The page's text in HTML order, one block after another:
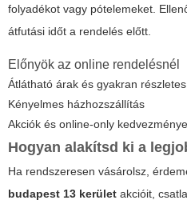
folyadékot vagy pótelemeket.
átfutási időt a rendelés előtt.
Előnyök az online rendelésnél
Átlátható árak és gyakran
Kényelmes házhozszállítás
Akciók és online-only
Hogyan alakítsd ki a
Ha rendszeresen vásárolsz,
budapest 13 kerület akcióit,